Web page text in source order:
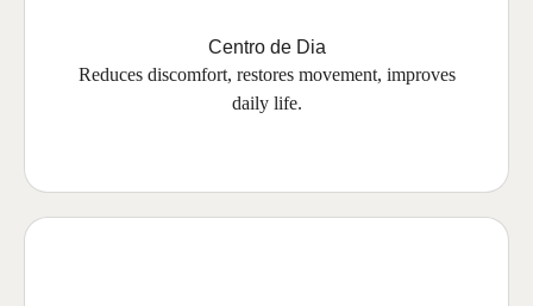
Centro de Dia
Reduces discomfort, restores movement, improves
daily life.